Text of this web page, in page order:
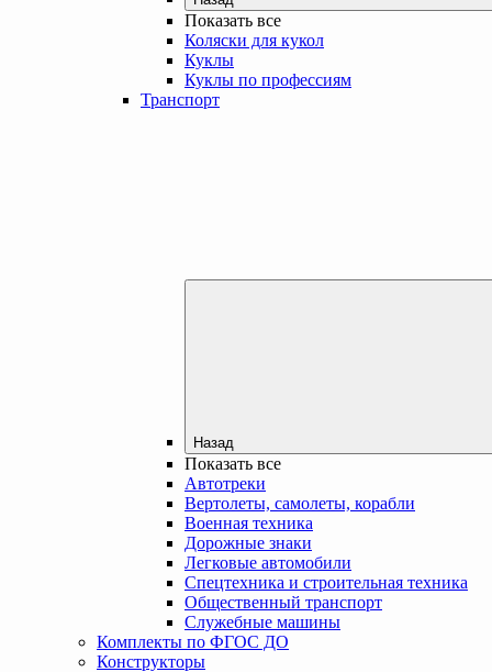
Показать все
Коляски для кукол
Куклы
Куклы по профессиям
Транспорт
Назад
Показать все
Автотреки
Вертолеты, самолеты, корабли
Военная техника
Дорожные знаки
Легковые автомобили
Спецтехника и строительная техника
Общественный транспорт
Служебные машины
Комплекты по ФГОС ДО
Конструкторы